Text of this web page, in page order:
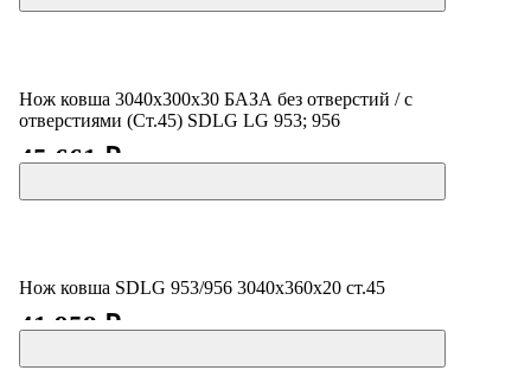
Нож ковша 3040х300х30 БАЗА без отверстий / с
отверстиями (Ст.45) SDLG LG 953; 956
45 661 ₽
Нож ковша SDLG 953/956 3040х360х20 ст.45
41 958 ₽